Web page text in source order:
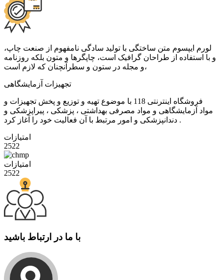
لورم ایپسوم متن ساختگی با تولید سادگی نامفهوم از صنعت چاپ،
و با استفاده از طراحان گرافیک است، چاپگرها و متون بلکه روزنامه
و مجله در ستون و سطرآنچنان که لازم است،
تجهیزات آزمایشگاهی
فروشگاه اینترنتی 118 با موضوع تهیه و توزیع و پخش تجهیزات و
مواد آزمایشگاهی و مواد مصرفی بهداشتی ، پزشکی ، پیراپزشکی و
دندانپزشکی و امور مرتبط با آن فعالیت خود را آغاز کرد .
امتیازات
2522
امتیازات
2522
با ما در ارتباط باشید